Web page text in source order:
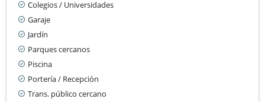
Colegios / Universidades
Garaje
Jardín
Parques cercanos
Piscina
Portería / Recepción
Trans. público cercano